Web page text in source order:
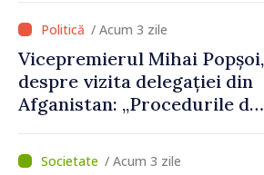
parcursul lunii august
/ Acum 3 zile
Vicepremierul Mihai Popșoi,
despre vizita delegației din
Afganistan: „Procedurile de
respectate întocmai. Nu s-
/ Acum 3 zile